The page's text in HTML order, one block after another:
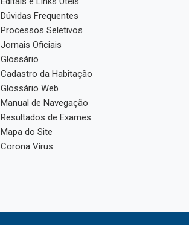
Dúvidas Frequentes
Processos Seletivos
Jornais Oficiais
Glossário
Cadastro da Habitação
Glossário Web
Manual de Navegação
Resultados de Exames
Mapa do Site
Corona Vírus